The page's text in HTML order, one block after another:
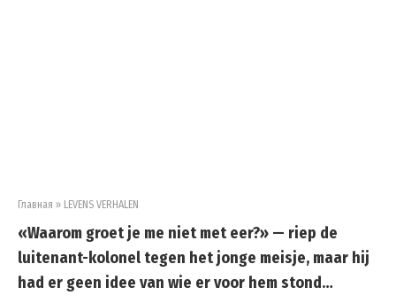
Главная » LEVENS VERHALEN
«Waarom groet je me niet met eer?» — riep de
luitenant-kolonel tegen het jonge meisje, maar hij
had er geen idee van wie er voor hem stond…